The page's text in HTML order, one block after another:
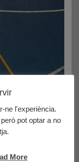
ne l'experiència.
pot optar a no
More